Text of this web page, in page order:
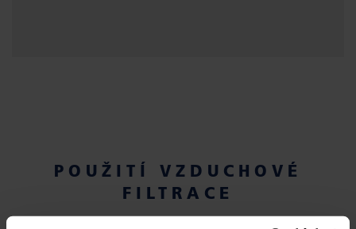
POUŽITÍ VZDUCHOVÉ
FILTRACE